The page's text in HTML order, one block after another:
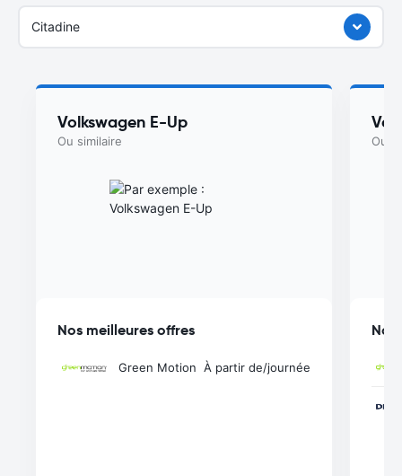
Citadine
Volkswagen E-Up
Ou similaire
Nos meilleures offres
Green Motion À partir de/journée
Ou
Nos